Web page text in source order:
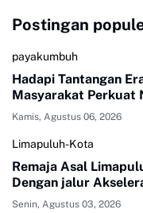
Postingan
payakumbuh
Hadapi Tantangan
Masyarakat Perkuat
Kamis, Agustus 06, 2026
Limapuluh-Kota
Remaja Asal
Dengan jalur
Senin, Agustus 03, 2026